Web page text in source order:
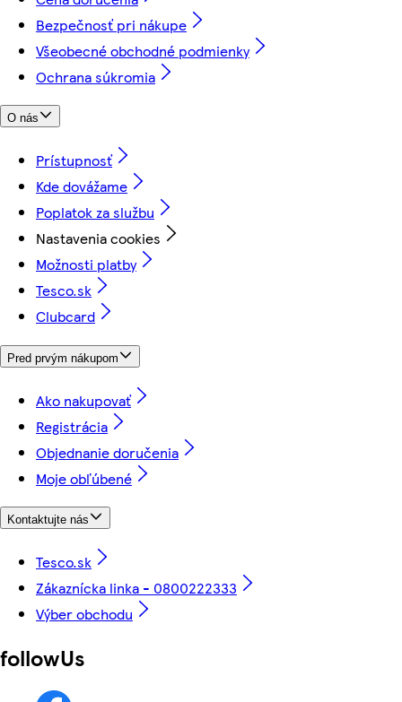
Bezpečnosť pri nákupe
Všeobecné obchodné podmienky
Ochrana súkromia
O nás
Prístupnosť
Kde dovážame
Poplatok za službu
Nastavenia cookies
Možnosti platby
Tesco.sk
Clubcard
Pred prvým nákupom
Ako nakupovať
Registrácia
Objednanie doručenia
Moje obľúbené
Kontaktujte nás
Tesco.sk
Zákaznícka linka - 0800222333
Výber obchodu
followUs